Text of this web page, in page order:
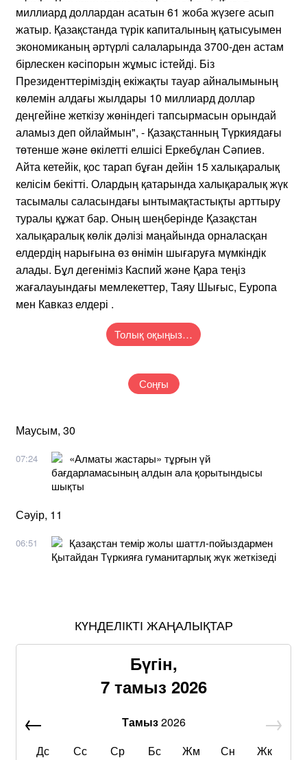
миллиард доллардан асатын 61 жоба жүзеге асып
жатыр. Қазақстанда түрік капиталының қатысуымен
экономиканың әртүрлі салаларында 3700-ден астам
бірлескен кәсіпорын жұмыс істейді. Біз
Президенттеріміздің екіжақты тауар айналымының
көлемін алдағы жылдары 10 миллиард доллар
деңгейіне жеткізу жөніндегі тапсырмасын орындай
аламыз деп ойлаймын", - Қазақстанның Түркиядағы
төтенше және өкілетті елшісі Еркебұлан Сәпиев.
Айта кетейік, қос тарап бұған дейін 15 халықаралық
келісім бекітті. Олардың қатарында халықаралық жүк
тасымалы саласындағы ынтымақтастықты арттыру
туралы құжат бар. Оның шеңберінде Қазақстан
халықаралық көлік дәлізі маңайында орналасқан
елдердің нарығына өз өнімін шығаруға мүмкіндік
алады. Бұл дегеніміз Каспий және Қара теңіз
жағалауындағы мемлекеттер, Таяу Шығыс, Еуропа
мен Кавказ елдері .
Толық оқыңыз…
Соңғы
Маусым, 30
07:24
«Алматы жастары» тұрғын үй
бағдарламасының алдын ала қорытындысы
шықты
Сәуір, 11
06:51
Қазақстан темір жолы шаттл-пойыздармен
Қытайдан Түркияға гуманитарлық жүк жеткізеді
КҮНДЕЛІКТІ ЖАҢАЛЫҚТАР
Бүгін,
7 тамыз 2026
Тамыз2026
Дс
Сс Ср Бс Жм Сн Жк